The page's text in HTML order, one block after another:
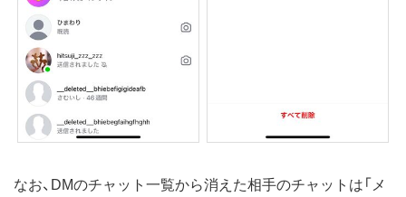
なお、DMのチャット一覧から消えた相手のチャットは「メ